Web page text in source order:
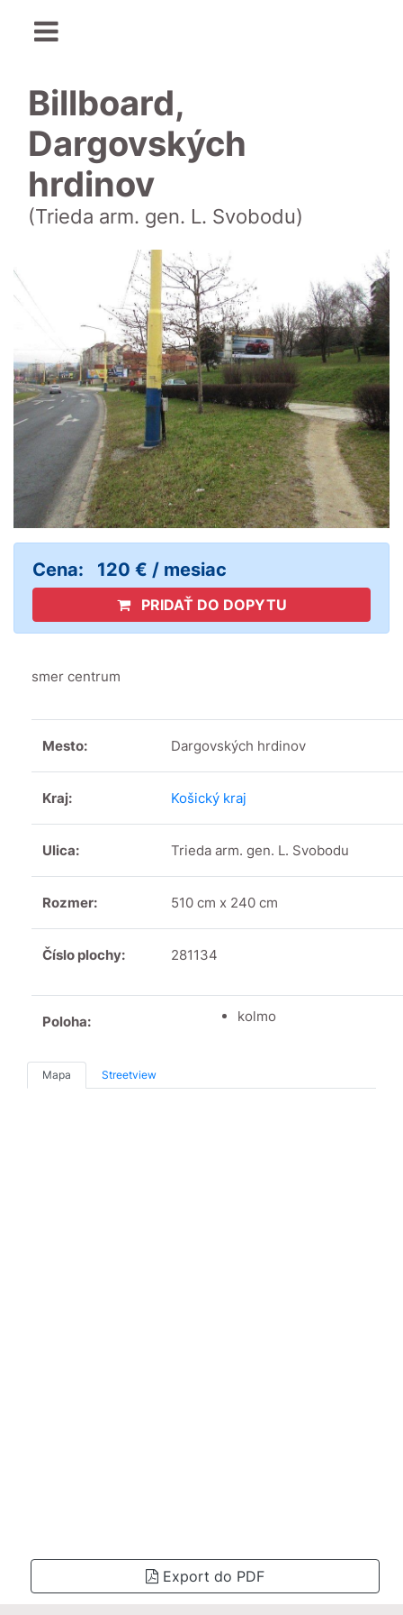
Billboard,
Dargovských
hrdinov
(Trieda arm. gen. L. Svobodu)
Cena: 120 € / mesiac
PRIDAŤ DO DOPYTU
smer centrum
Mesto: Dargovských hrdinov
Kraj: Košický kraj
Ulica: Trieda arm. gen. L. Svobodu
Rozmer: 510 cm x 240 cm
Číslo plochy: 281134
Poloha: kolmo
Mapa Streetview
Export do PDF